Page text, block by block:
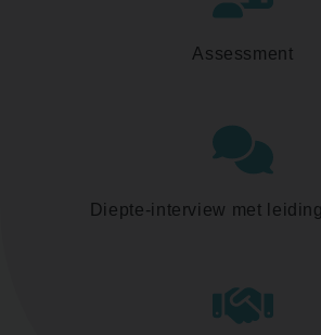
Assessment
Diepte-interview met